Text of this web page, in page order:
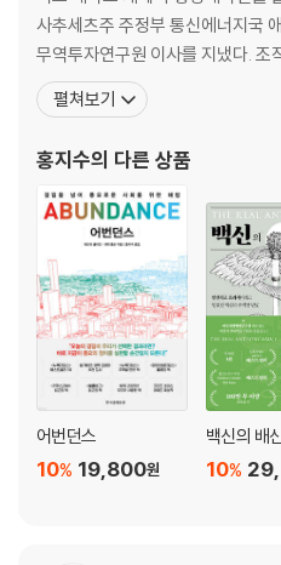
참고문헌
사추세츠주 주정부 통신에너지국
무역투자연구원 이사를 지냈다.
지금까지 『월든/시민불복종』, 『미
인구학』, 『히든 포텐셜』 등 50여
면 거짓말이겠지만』으로 37회 한국
펼쳐보기
홍지수의 다른 상품
어번던스
19,800원
10%
백신의 배
10%